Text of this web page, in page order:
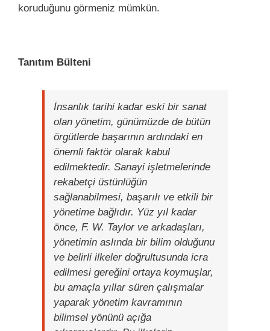
koruduğunu görmeniz mümkün.
Tanıtım Bülteni
İnsanlık tarihi kadar eski bir sanat
olan yönetim, günümüzde de bütün
örgütlerde başarının ardındaki en
önemli faktör olarak kabul
edilmektedir. Sanayi işletmelerinde
rekabetçi üstünlüğün
sağlanabilmesi, başarılı ve etkili bir
yönetime bağlıdır. Yüz yıl kadar
önce, F. W. Taylor ve arkadaşları,
yönetimin aslında bir bilim olduğunu
ve belirli ilkeler doğrultusunda icra
edilmesi gereğini ortaya koymuşlar,
bu amaçla yıllar süren çalışmalar
yaparak yönetim kavramının
bilimsel yönünü açığa